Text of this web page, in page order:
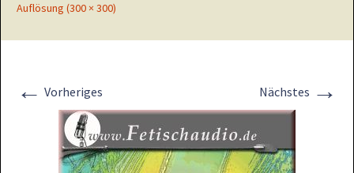
Auflösung (300 × 300)
← Vorheriges Nächstes →